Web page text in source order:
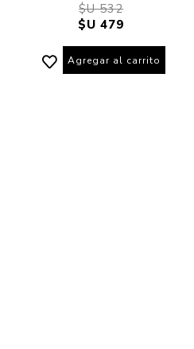
$U 532
$U 479
Agregar al carrito